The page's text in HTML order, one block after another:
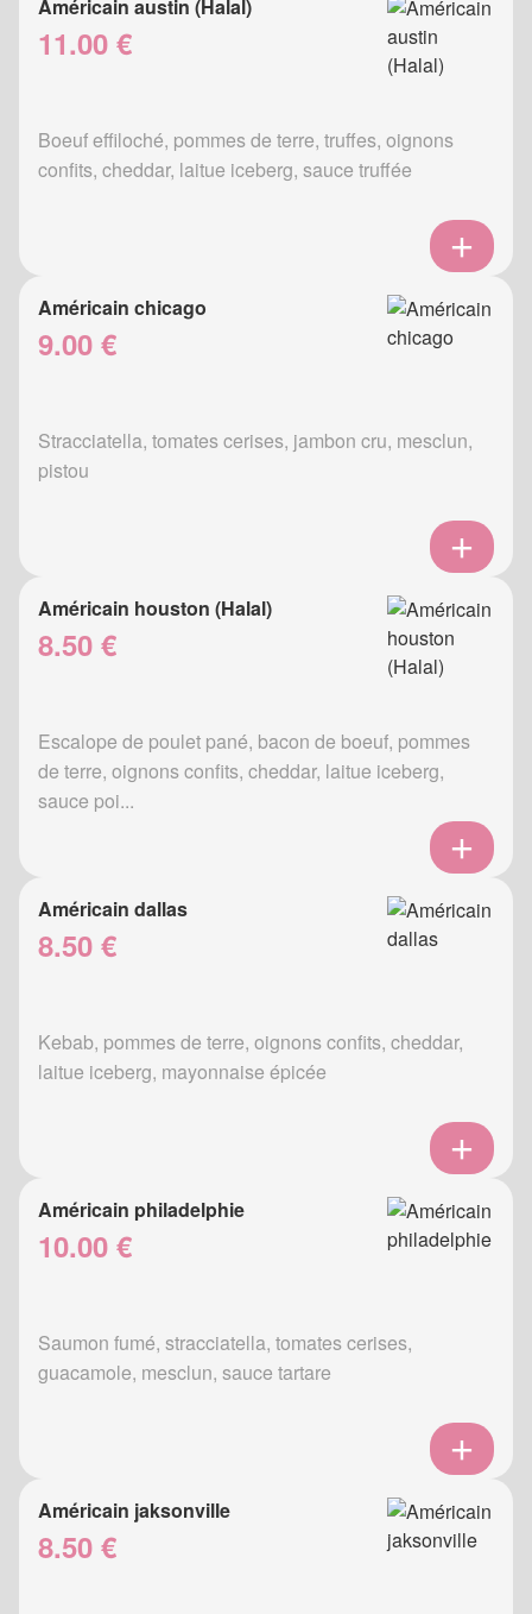
Américain austin (Halal)
11.00 €
Boeuf effiloché, pommes de terre, truffes, oignons
confits, cheddar, laitue iceberg, sauce truffée
Américain chicago
9.00 €
Stracciatella, tomates cerises, jambon cru, mesclun,
pistou
Américain houston (Halal)
8.50 €
Escalope de poulet pané, bacon de boeuf, pommes
de terre, oignons confits, cheddar, laitue iceberg,
sauce poi...
Américain dallas
8.50 €
Kebab, pommes de terre, oignons confits, cheddar,
laitue iceberg, mayonnaise épicée
Américain philadelphie
10.00 €
Saumon fumé, stracciatella, tomates cerises,
guacamole, mesclun, sauce tartare
Américain jaksonville
8.50 €